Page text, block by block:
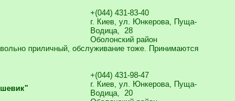
+(044) 431-83-40
г. Киев, ул. Юнкерова, Пуща-
Водица, 28
Оболонский район
приличный, обслуживание тоже. Принимаются
+(044) 431-98-47
г. Киев, ул. Юнкерова, Пуща-
Водица, 20